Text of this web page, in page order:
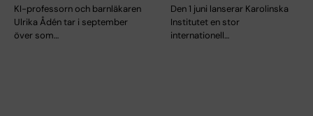
KI-professorn och barnläkaren
Ulrika Ådén tar i september
över som…
Den 1 juni lanserar Karolinska
Institutet en stor
internationell…